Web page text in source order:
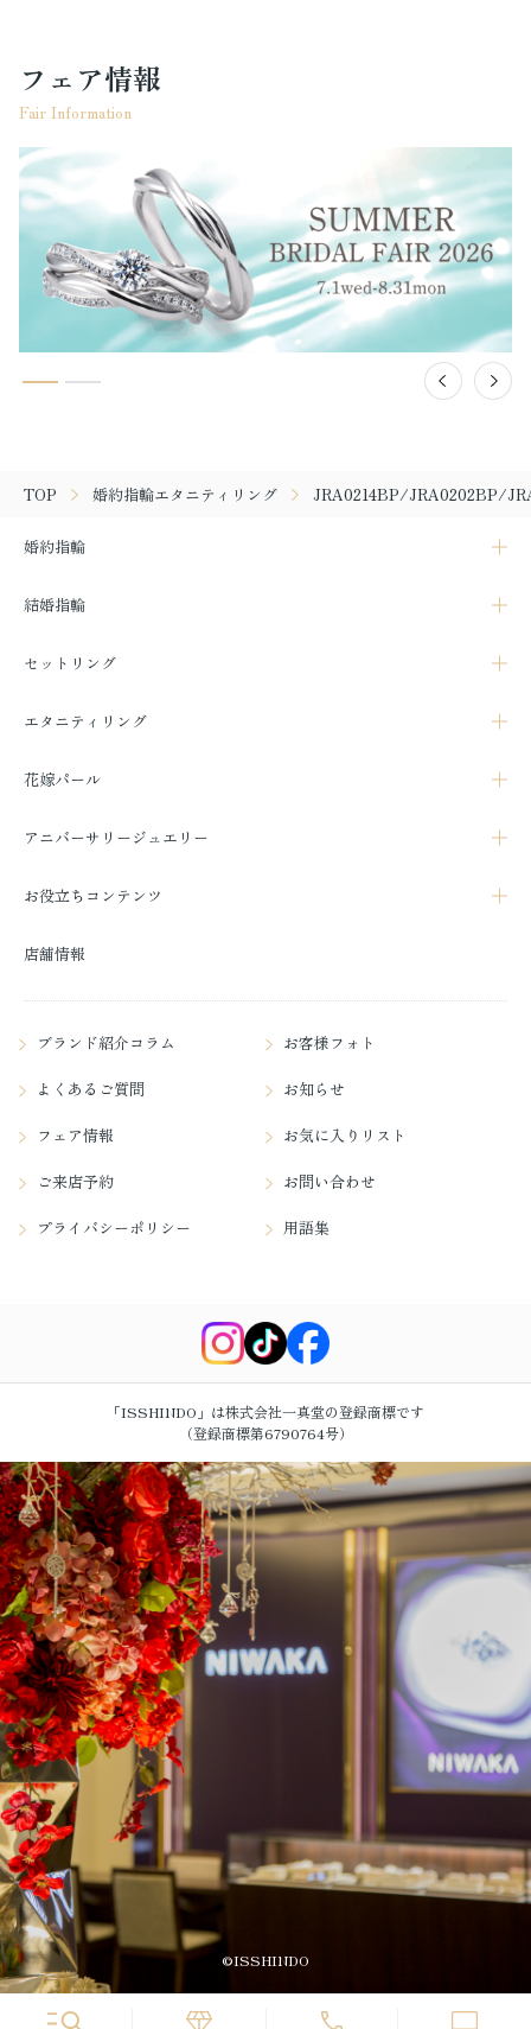
フェア情報
Fair Information
TOP 婚約指輪エタニティリング JRA0214BP/JRA0202BP/
婚約指輪
結婚指輪
セットリング
エタニティリング
花嫁パール
アニバーサリージュエリー
お役立ちコンテンツ
店舗情報
ブランド紹介コラム お客様フォト
よくあるご質問 お知らせ
フェア情報 お気に入りリスト
ご来店予約 お問い合わせ
プライバシーポリシー 用語集
「ISSHINDO」は株式会社一真堂の登録商標です
（登録商標第6790764号）
©ISSHINDO